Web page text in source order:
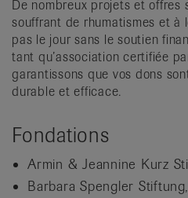
De nombreux projets et offres
souffrant de rhumatismes et à
pas le jour sans le soutien
tant qu’association certifiée
garantissons que vos dons
durable et efficace.
Fondations
Armin & Jeannine Kurz
Barbara Spengler